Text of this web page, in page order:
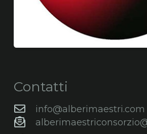
Contatti
info@alberimaestri.com